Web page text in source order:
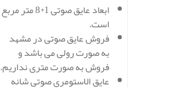
ابعاد عایق صوتی 1*8 متر مربع
است.
فروش عایق صوتی در مشهد
به صورت رولی می باشد و
فروش به صورت متری نداریم.
عایق الاستومری صوتی شانه